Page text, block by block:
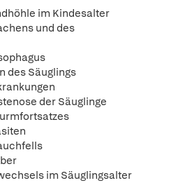
im Kindesalter
und des
des Säuglings
der Säuglinge
im Säuglingsalter